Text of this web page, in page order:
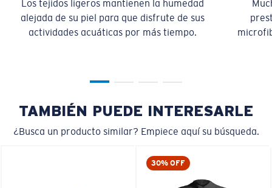
Los tejidos ligeros mantienen la humedad
alejada de su piel para que disfrute de sus
actividades acuáticas por más tiempo.
TAMBIÉN PUEDE INTERESARLE
¿Busca un producto similar? Empiece aquí su búsqueda.
30% OFF